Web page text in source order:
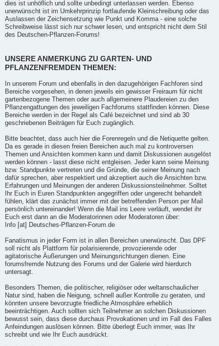
dies ist unhöflich und sollte unbedingt unterlassen werden. Ebenso
unerwünscht ist im Umkehrprinzip fortlaufende Kleinschreibung oder das
Auslassen der Zeichensetzung wie Punkt und Komma - eine solche
Schreibweise lässt sich nur schwer lesen, und entspricht nicht dem Stil
des Deutschen-Pflanzen-Forums!
UNSERE ANMERKUNG ZU GARTEN- UND
PFLANZENFREMDEN THEMEN:
In unserem Forum und ebenfalls in den dazugehörigen Fachforen sind
Bereiche vorgesehen, in denen jeweils ein gewisser Freiraum für nicht
gartenbezogene Themen oder auch allgemeinere Plaudereien zu den
Pflanzengattungen des jeweiligen Fachforums stattfinden können. Diese
Bereiche werden in der Regel als Café bezeichnet und sind ab 30
geschriebenen Beiträgen für Euch zugänglich.
Bitte beachtet, dass auch hier die Forenregeln und die Netiquette gelten.
Da es gerade in diesen freien Bereichen auch mal zu kontroversen
Themen und Ansichten kommen kann und damit Diskussionen ausgelöst
werden können - lasst diese nicht entgleisen. Jeder kann seine Meinung
bzw. Standpunkte vertreten und die Gründe, die seiner Meinung nach
dafür sprechen, aber respektiert und akzeptiert auch die Ansichten bzw.
Erfahrungen und Meinungen der anderen Diskussionsteilnehmer. Solltet
Ihr Euch in Euren Standpunkten angegriffen oder ungerecht behandelt
fühlen, klärt das zunächst immer mit der betreffenden Person per Mail
persönlich untereinander! Wenn die Mail ins Leere verläuft, wendet ihr
Euch erst dann an die Moderatorinnen oder Moderatoren über:
Info [at] Deutsches-Pflanzen-Forum.de
Fanatismus in jeder Form ist in allen Bereichen unerwünscht. Das DPF
soll nicht als Plattform für polarisierende, provozierende oder
agitatorische Äußerungen und Meinungsrichtungen dienen. Eine
forumsfremde Nutzung des Forums und der Galerie wird hierdurch
untersagt.
Besonders Themen, die politischer, religiöser oder weltanschaulicher
Natur sind, haben die Neigung, schnell außer Kontrolle zu geraten, und
könnten unsere bevorzugte friedliche Atmosphäre erheblich
beeinträchtigen. Auch sollten sich Teilnehmer an solchen Diskussionen
bewusst sein, dass diese durchaus Provokationen und im Fall des Falles
Anfeindungen auslösen können. Bitte überlegt Euch immer, was Ihr
schreibt und wie Ihr Euch ausdrückt.